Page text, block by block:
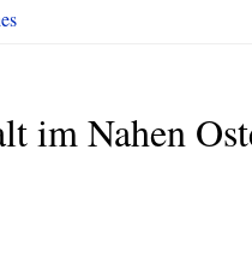
im Nahen